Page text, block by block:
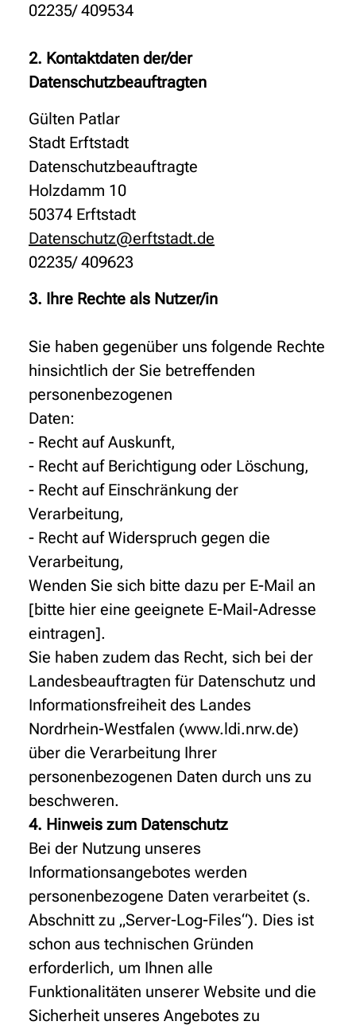
02235/ 409534
2. Kontaktdaten der/der
Datenschutzbeauftragten
Gülten Patlar
Stadt Erftstadt
Datenschutzbeauftragte
Holzdamm 10
50374 Erftstadt
Datenschutz@erftstadt.de
02235/ 409623
3. Ihre Rechte als Nutzer/in
Sie haben gegenüber uns folgende Rechte
hinsichtlich der Sie betreffenden
personenbezogenen
Daten:
- Recht auf Auskunft,
- Recht auf Berichtigung oder Löschung,
- Recht auf Einschränkung der
Verarbeitung,
- Recht auf Widerspruch gegen die
Verarbeitung,
Wenden Sie sich bitte dazu per E-Mail an
[bitte hier eine geeignete E-Mail-Adresse
eintragen].
Sie haben zudem das Recht, sich bei der
Landesbeauftragten für Datenschutz und
Informationsfreiheit des Landes
Nordrhein-Westfalen (www.ldi.nrw.de)
über die Verarbeitung Ihrer
personenbezogenen Daten durch uns zu
beschweren.
4. Hinweis zum Datenschutz
Bei der Nutzung unseres
Informationsangebotes werden
personenbezogene Daten verarbeitet (s.
Abschnitt zu „Server-Log-Files“). Dies ist
schon aus technischen Gründen
erforderlich, um Ihnen alle
Funktionalitäten unserer Website und die
Sicherheit unseres Angebotes zu